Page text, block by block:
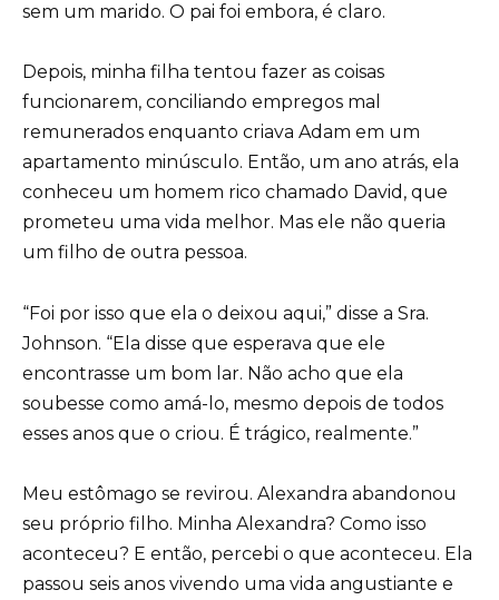
sem um marido. O pai foi embora, é claro.
Depois, minha filha tentou fazer as coisas
funcionarem, conciliando empregos mal
remunerados enquanto criava Adam em um
apartamento minúsculo. Então, um ano atrás, ela
conheceu um homem rico chamado David, que
prometeu uma vida melhor. Mas ele não queria
um filho de outra pessoa.
“Foi por isso que ela o deixou aqui,” disse a Sra.
Johnson. “Ela disse que esperava que ele
encontrasse um bom lar. Não acho que ela
soubesse como amá-lo, mesmo depois de todos
esses anos que o criou. É trágico, realmente.”
Meu estômago se revirou. Alexandra abandonou
seu próprio filho. Minha Alexandra? Como isso
aconteceu? E então, percebi o que aconteceu. Ela
passou seis anos vivendo uma vida angustiante e